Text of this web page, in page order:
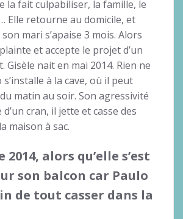
la fait culpabiliser, la famille, le
Elle retourne au domicile, et
mari s’apaise 3 mois. Alors
et accepte le projet d’un
Gisèle nait en mai 2014. Rien ne
s’installe à la cave, où il peut
matin au soir. Son agressivité
cran, il jette et casse des
maison à sac.
2014, alors qu’elle s’est
son balcon car Paulo
de tout casser dans la